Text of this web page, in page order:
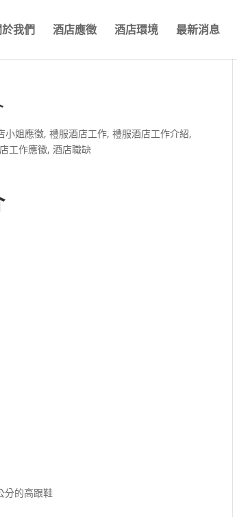
我們 酒店應徵 酒店環境 最新消息
小姐應徵,禮服酒店工作,禮服酒店工作介紹,
工作應徵,酒店職缺
分的高跟鞋